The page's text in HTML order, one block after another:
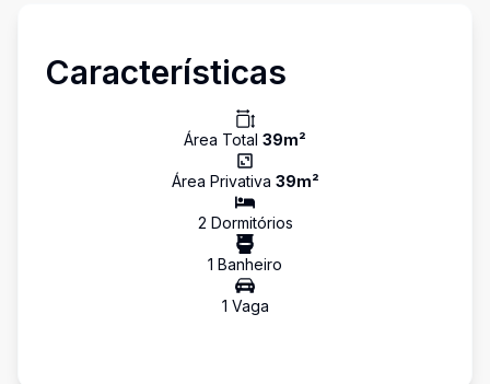
Características
Área Total 39m²
Área Privativa 39m²
2 Dormitórios
1 Banheiro
1 Vaga